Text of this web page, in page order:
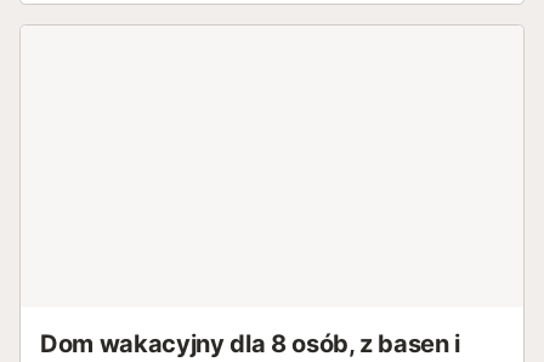
Dom wakacyjny dla 8 osób, z basen i